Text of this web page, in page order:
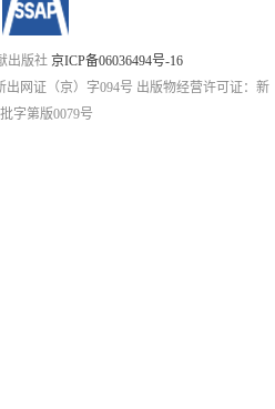
出版社 京ICP备06036494号-16
网证（京）字094号 出版物经营许可证：新
字第版0079号